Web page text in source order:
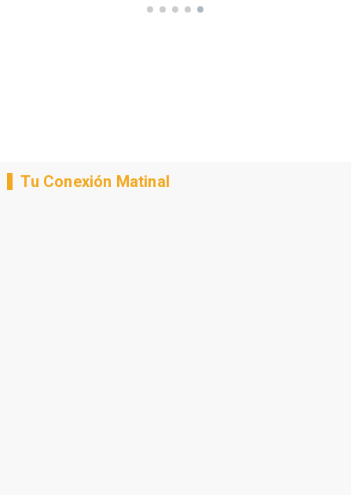
Tu Conexión Matinal